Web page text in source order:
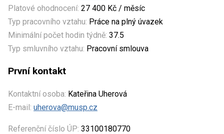
Platové ohodnocení: 27 400 Kč / měsíc
Typ pracovního vztahu: Práce na plný úvazek
Minimální počet hodin týdně: 37.5
Typ smluvního vztahu: Pracovní smlouva
První kontakt
Kontaktní osoba: Kateřina Uherová
E-mail: uherova@musp.cz
Referenční číslo ÚP: 33100180770